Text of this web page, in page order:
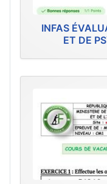
INFAS
ET DE